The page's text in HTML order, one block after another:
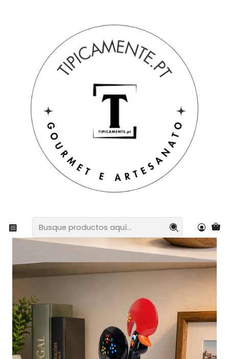
Sugerencias de regalos Sugerencias de regalos
Gallo Barcelos pintado a mano, 20 cm